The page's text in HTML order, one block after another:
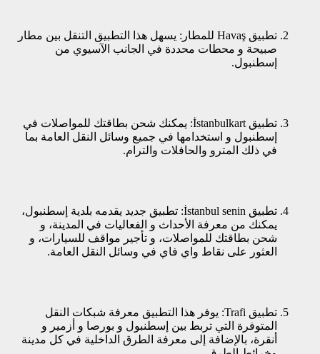
تطبيق Havaş للمطار: يسهل هذا التطبيق التنقل بين مطار
صبيحة و محطات محددة في الجانب الآسيوي من
إسطنبول.
تطبيق İstanbulkart: يمكنك شحن بطاقتك للمواصلات في
إسطنبول و استخدامها في جميع وسائل النقل العامة بما
في ذلك المترو والحافلات والترام.
تطبيق İstanbul senin: تطبيق جديد يقدمه بلدية إسطنبول،
يمكنك من معرفة الأحداث و الفعاليات في المدينة، و
شحن بطاقتك للمواصلات، و تأجير مواقف للسيارات، و
العثور على نقاط واي فاي في وسائل النقل العامة.
تطبيق Trafi: يوفر هذا التطبيق معرفة شبكات النقل
المتوفرة التي تربط بين إسطنبول و بورصا و أزمير و
أنقرة، بالإضافة إلى معرفة الطرق الداخلية في كل مدينة